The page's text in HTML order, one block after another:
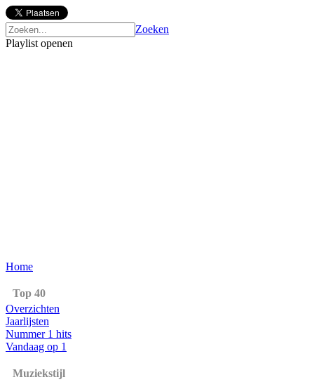
Zoeken
Playlist openen
Home
Top 40
Overzichten
Jaarlijsten
Nummer 1 hits
Vandaag op 1
Muziekstijl